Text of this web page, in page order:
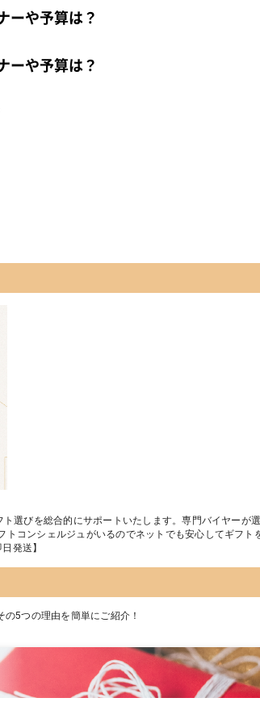
ーや予算は？
ーや予算は？
選びを総合的にサポートいたします。専門バイヤーが
コンシェルジュがいるのでネットでも安心してギフト
発送】
5つの理由を簡単にご紹介！